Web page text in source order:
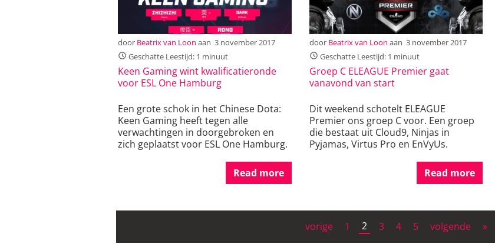
door Beatrix van Loon aan 3 november 2017
Geschatte Leestijd: 1 minuut
Keen Gaming wint kwalificatieronde
voor ESL One Hamburg
Een grote schok in het Chinese Dota:
Keen Gaming heeft tegen alle
verwachtingen in doorgebroken en
zich geplaatst voor ESL One Hamburg.
Read more
door Beatrix van Loon aan 3 november 2017
Geschatte Leestijd: 1 minuut
Groep C ELEAGUE Premier gaat
vanavond van start
Dit weekend schotelt ELEAGUE
Premier ons groep C voor. Een groep
die bestaat uit Cloud9, Ninjas in
Pyjamas, Virtus Pro en EnVyUs.
Read more
vorige 1 2 3 4 5 volgende »